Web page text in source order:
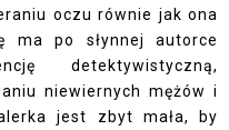
oczu równie jak ona
ma po słynnej autorce
detektywistyczną,
niewiernych mężów i
jest zbyt mała, by